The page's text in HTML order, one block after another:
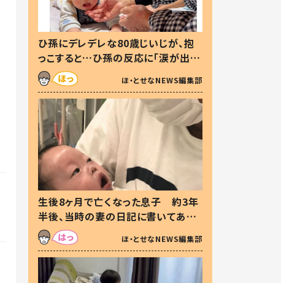
ひ孫にデレデレな80歳じいじが、抱
っこすると…ひ孫の反応に「涙が出ま
した」「可愛くて仕方ない」
ほ・とせなNEWS編集部
生後8ヶ月で亡くなった息子 約3年
半後、当時の妻の日記に書いてあっ
た本音とは
ほ・とせなNEWS編集部